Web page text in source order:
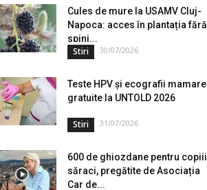
Cules de mure la USAMV Cluj-
Napoca: acces în plantația fără
spini...
Stiri 30/07/2026
Teste HPV și ecografii mamare
gratuite la UNTOLD 2026
Stiri 31/07/2026
600 de ghiozdane pentru copiii
săraci, pregătite de Asociația
Car de...